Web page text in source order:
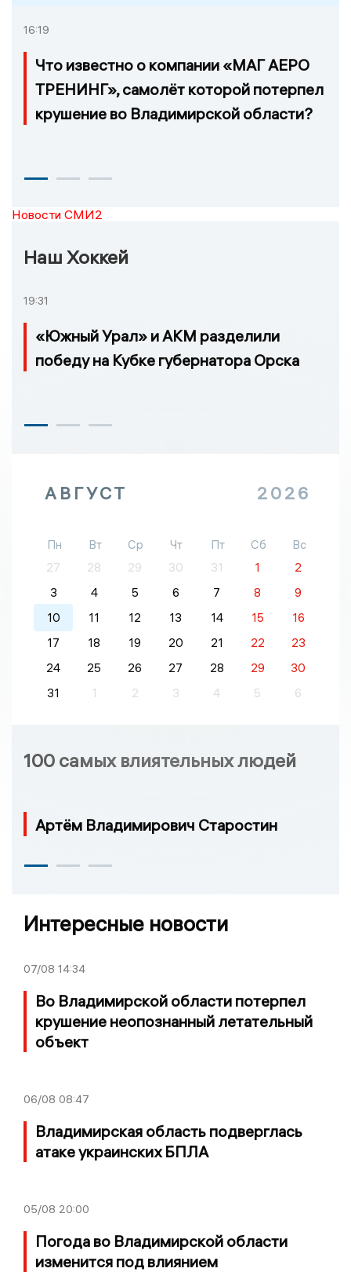
16:19
Что известно о компании «МАГ АЕРО
ТРЕНИНГ», самолёт которой потерпел
крушение во Владимирской области?
Новости СМИ2
Наш Хоккей
19:31
«Южный Урал» и АКМ разделили
победу на Кубке губернатора Орска
АВГУСТ 2026
Пн Вт Ср Чт Пт Сб
Вс
27
28 29 30 31 1
2
3
4 5 6 7 8
9
10
11 12 13 14 15
16
17
18 19 20 21 22
23
24
25 26 27 28 29
30
31
1 2 3 4 5 6
100 самых влиятельных людей
Артём Владимирович Старостин
Интересные новости
07/08 14:34
Во Владимирской области потерпел
крушение неопознанный летательный
объект
06/08 08:47
Владимирская область подверглась
атаке украинских БПЛА
05/08 20:00
Погода во Владимирской области
изменится под влиянием